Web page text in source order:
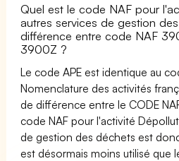
Quel est le code NAF pour
autres services de gestion
différence entre code NAF
3900Z ?
Le code APE est identique au
Nomenclature des activités
de différence entre le CODE
code NAF pour l'activité
de gestion des déchets est
est désormais moins utilisé que